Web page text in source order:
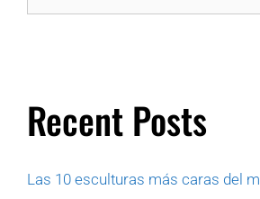
Recent Posts
Las 10 esculturas más caras del